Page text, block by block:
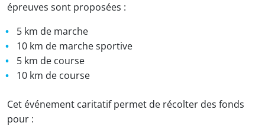
épreuves sont proposées :
5 km de marche
10 km de marche sportive
5 km de course
10 km de course
Cet événement caritatif permet de récolter des fonds
pour :